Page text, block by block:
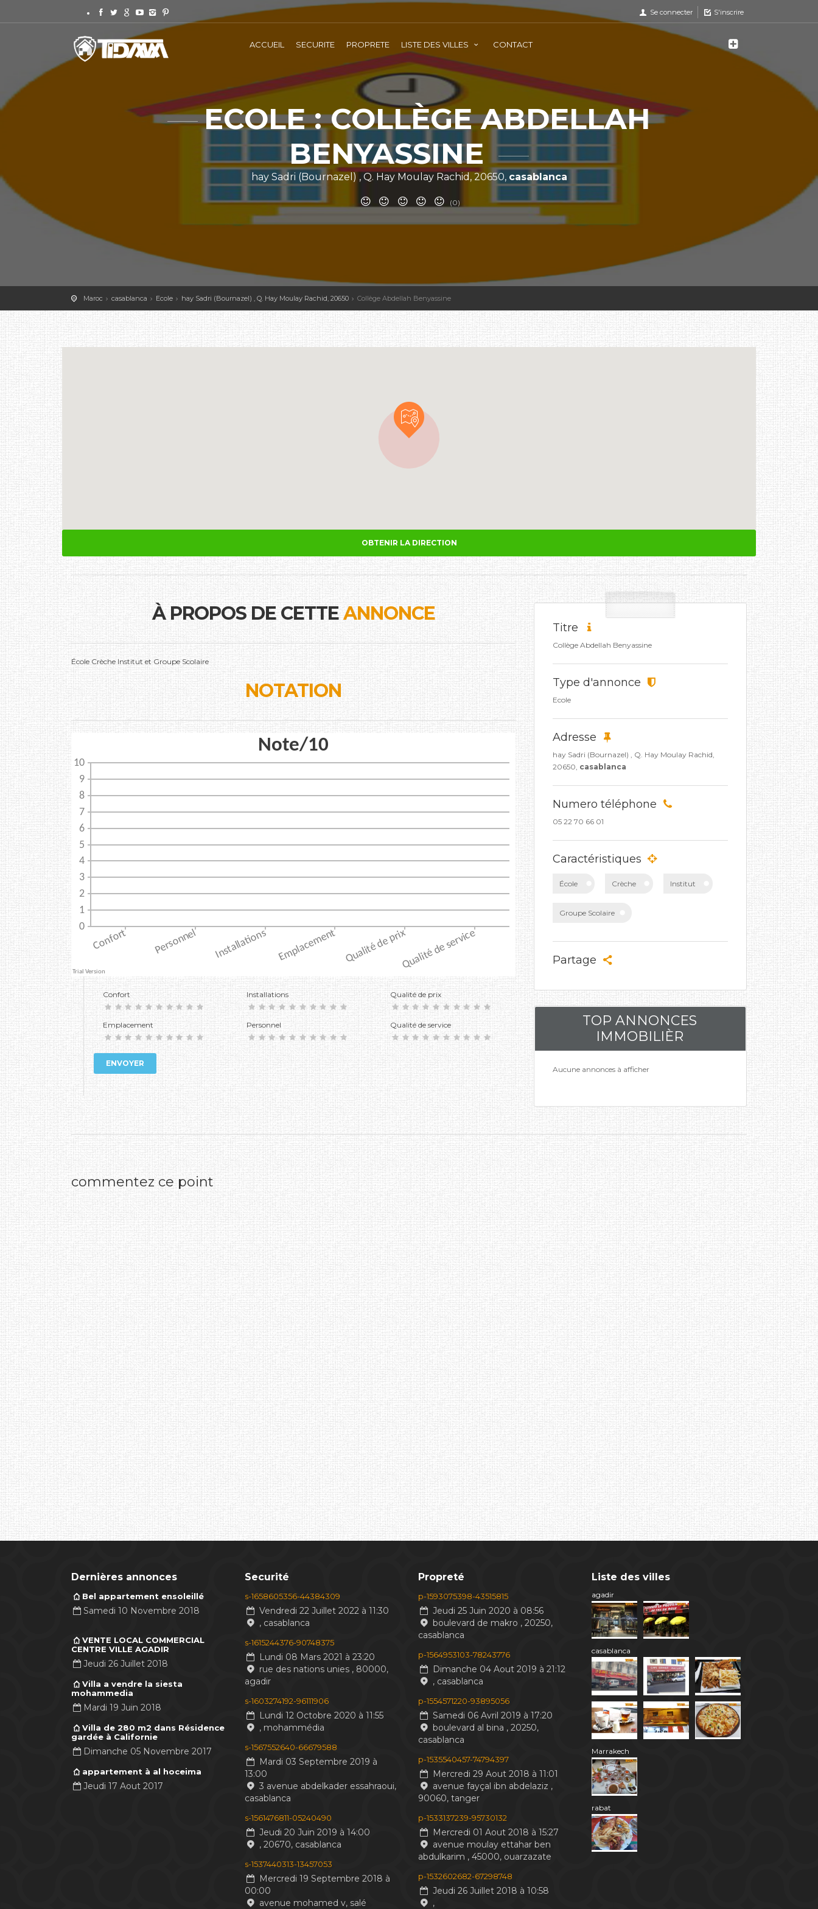
Se connecter S'inscrire
ACCUEIL SECURITE PROPRETE LISTE DES VILLES CONTACT
ECOLE : COLLÈGE ABDELLAH
BENYASSINE
hay Sadri (Bournazel) , Q. Hay Moulay Rachid, 20650, casablanca
(0)
Maroc casablanca Ecole hay Sadri (Bournazel) , Q. Hay Moulay Rachid, 20650 Collège Abdellah Benyassine
OBTENIR LA DIRECTION
À PROPOS DE CETTEANNONCE
École Crèche Institut et Groupe Scolaire
NOTATION
Confort
Emplacement
Installations
Personnel
Qualité de prix
Qualité de service
ENVOYER
Titre
Collège Abdellah Benyassine
Type d'annonce
Ecole
Adresse
hay Sadri (Bournazel) , Q. Hay Moulay Rachid,
20650, casablanca
Numero téléphone
05 22 70 66 01
Caractéristiques
École Crèche Institut
Groupe Scolaire
Partage
TOP ANNONCES
IMMOBILIÈR
Aucune annonces à afficher
commentez ce point
Dernières annonces
Bel appartement ensoleillé
Samedi 10 Novembre 2018
VENTE LOCAL COMMERCIAL
CENTRE VILLE AGADIR
Jeudi 26 Juillet 2018
Villa a vendre la siesta
mohammedia
Mardi 19 Juin 2018
Villa de 280 m2 dans Résidence
gardée à Californie
Dimanche 05 Novembre 2017
appartement à al hoceima
Jeudi 17 Aout 2017
Securité
s-1658605356-44384309
Vendredi 22 Juillet 2022 à 11:30
, casablanca
s-1615244376-90748375
Lundi 08 Mars 2021 à 23:20
rue des nations unies , 80000,
agadir
s-1603274192-96111906
Lundi 12 Octobre 2020 à 11:55
, mohammédia
s-1567552640-66679588
Mardi 03 Septembre 2019 à
13:00
3 avenue abdelkader essahraoui,
casablanca
s-1561476811-05240490
Jeudi 20 Juin 2019 à 14:00
, 20670, casablanca
s-1537440313-13457053
Mercredi 19 Septembre 2018 à
00:00
avenue mohamed v, salé
Propreté
p-1593075398-43515815
Jeudi 25 Juin 2020 à 08:56
boulevard de makro , 20250,
casablanca
p-1564953103-78243776
Dimanche 04 Aout 2019 à 21:12
, casablanca
p-1554571220-93895056
Samedi 06 Avril 2019 à 17:20
boulevard al bina , 20250,
casablanca
p-1535540457-74794397
Mercredi 29 Aout 2018 à 11:01
avenue fayçal ibn abdelaziz ,
90060, tanger
p-1533137239-95730132
Mercredi 01 Aout 2018 à 15:27
avenue moulay ettahar ben
abdulkarim , 45000, ouarzazate
p-1532602682-67298748
Jeudi 26 Juillet 2018 à 10:58
,
Liste des villes
agadir
casablanca
Marrakech
rabat